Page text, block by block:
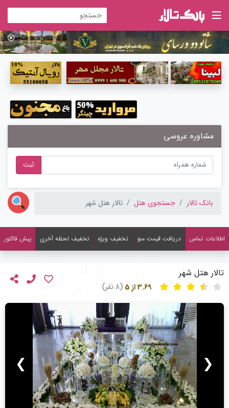
مشاوره عروسی
ثبت
بانک تالار جستجوی هتل تالار هتل شهر
اطلاعات تماس دریافت قیمت منو تخفیف ویژه تخفیف لحظه آخری پیش فاکتور
تالار هتل شهر
(8 نفر)
❮
❯